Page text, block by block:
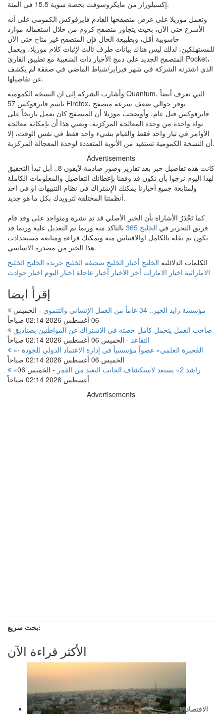
إكسبلورار من مايكروسوفت بحصة سوية 15.5 في المئة.
وتعمل موزيلا على عرض متصفحها القادم فايرفوكس الكمومي على أنه
الأسرع حتى الآن، بحيث يتجاوز متصفح كروم من خلال استعماله موارد
حاسوبية أقل، وبطبيعة الحال فإن المتصفح غير متاح حتى الآن
للمستهلكين، لذلك ليس هناك بيانات طرف ثالث لإثبات كلام موزيلا، ويعمل
المتصفح الجديد على دمج الأخبار ذات الشعبية مع تطبيق القارئ Pocket،
الذي اشترته الشركة في شهر فبراير/شباط الماضي في صفقة لم يكشف
عن تفاصيلها.
وأشارت الشركة إلى ان النسخة الكمومية Quantum، التي تعرف أيضاً
باسم فايرفوكس 57 Firefox، توفر حوالي ضعف سرعة متصفح
فايرفوكس قبل عام، وأوضحت موزيلا أن المتصفح كان يعمل تاريخاً على
نواة واحدة من وحدة المعالجة المركزية، ويعني هذا أن بإمكانه معالجة
الأوامر في تيار واحد فقط والقيام بشيء واحد فقط في نفس الوقت، إلا
أن النسخة الكمومية تستفيد من الأنوية المتعددة لوحدة المعجالة المركزية.
Advertisements
كانت هذه تفاصيل خبر بعد تقارير وصور صادمة لآيفون 8.. أبل تبدأ التحقيق
لهذا اليوم نرجوا بأن نكون قد وفقنا بإعطائك التفاصيل والمعلومات الكاملة
ولمتابعة جميع أخبارنا يمكنك الإشتراك في نظام التنبيهات او في احد
أنظمتنا المختلفة لتزويدك بكل ما هو جديد.
كما تَجْدَرُ الأشاراة بأن الخبر الأصلي قد تم نشرة ومتواجد على وقد قام
فريق التحرير في الخليج 365
بالتاكد منه وربما تم التعديل علية وربما قد
يكون تم نقله بالكامل اوالاقتباس منه ويمكنك قراءة ومتابعة مستجدادت
هذا الخبر من مصدره الاساسي.
الكلمات الدلائليه الخليج أخبار الخليج صحيفة الخليج جريدة الخليج الخليج
الاماراتية اخبار الامارات أخر الاخبار أخبار عاجلة اخبار اليوم اخبار حوادث
إقرأ ايضا
مؤسسة زايد الخير.. 34 عاماً من العمل الإنساني والتنموي - الخميس
06 أغسطس 2026 02:14 صباحاً
التقاعد - الخميس 06 أغسطس 2026 02:14 صباحاً
«الفجيرة العلمي» عضواً مؤسسياً في إدارة الاعتماد الدولي للجودة -
الخميس 06 أغسطس 2026 02:14 صباحاً
«راشد 2» يستعد لاستكشاف الجانب البعيد من القمر
-
الخميس 06
أغسطس 2026 02:14 صباحاً
Advertisements
بحث سريع:
الأكثر قراءة الآن
الاقتصاد